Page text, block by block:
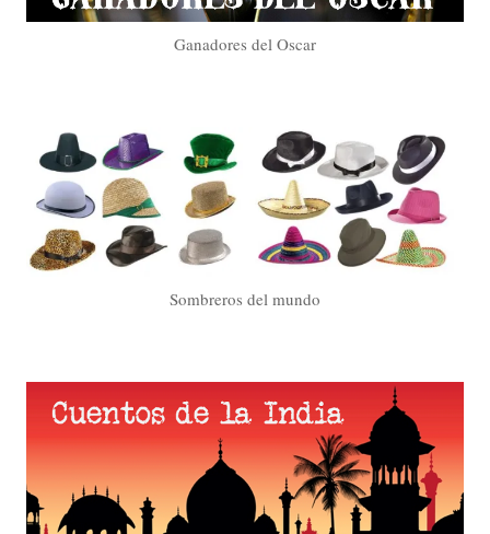
Ganadores del Oscar
Sombreros del mundo